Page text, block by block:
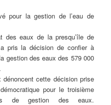
pour la gestion de l’eau de
des eaux de la presqu’île de
pris la décision de confier à
gestion des eaux des 579 000
cette décision prise
pour le troisième
de gestion des eaux.